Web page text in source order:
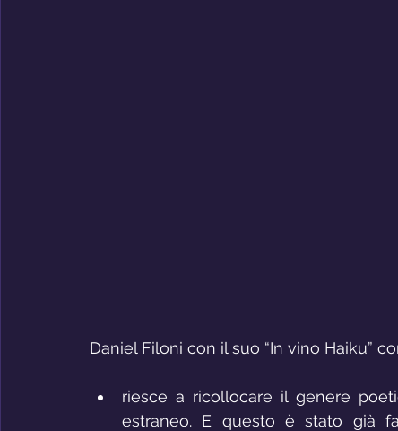
Daniel Filoni con il suo “In vino Haiku”
riesce a ricollocare il genere
estraneo. E questo è stato già